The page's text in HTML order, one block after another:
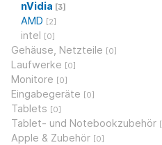
nVidia [3]
AMD [2]
intel [0]
Gehäuse, Netzteile [0]
Laufwerke [0]
Monitore [0]
Eingabegeräte [0]
Tablets [0]
Tablet- und Notebookzubehör
Apple & Zubehör [0]